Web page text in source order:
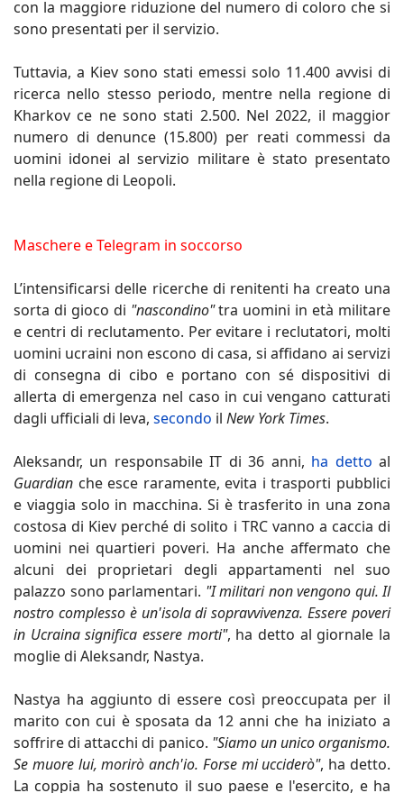
con la maggiore riduzione del numero di coloro che si
sono presentati per il servizio.
Tuttavia, a Kiev sono stati emessi solo 11.400 avvisi di
ricerca nello stesso periodo, mentre nella regione di
Kharkov ce ne sono stati 2.500. Nel 2022, il maggior
numero di denunce (15.800) per reati commessi da
uomini idonei al servizio militare è stato presentato
nella regione di Leopoli.
Maschere e Telegram in soccorso
L’intensificarsi delle ricerche di renitenti ha creato una
sorta di gioco di "nascondino"tra uomini in età militare
e centri di reclutamento. Per evitare i reclutatori, molti
uomini ucraini non escono di casa, si affidano ai servizi
di consegna di cibo e portano con sé dispositivi di
allerta di emergenza nel caso in cui vengano catturati
dagli ufficiali di leva, secondo il New York Times.
Aleksandr, un responsabile IT di 36 anni, ha detto al
Guardian che esce raramente, evita i trasporti pubblici
e viaggia solo in macchina. Si è trasferito in una zona
costosa di Kiev perché di solito i TRC vanno a caccia di
uomini nei quartieri poveri. Ha anche affermato che
alcuni dei proprietari degli appartamenti nel suo
palazzo sono parlamentari. "I militari non vengono qui. Il
nostro complesso è un'isola di sopravvivenza. Essere poveri
in Ucraina significa essere morti", ha detto al giornale la
moglie di Aleksandr, Nastya.
Nastya ha aggiunto di essere così preoccupata per il
marito con cui è sposata da 12 anni che ha iniziato a
soffrire di attacchi di panico. "Siamo un unico organismo.
Se muore lui, morirò anch'io. Forse mi ucciderò", ha detto.
La coppia ha sostenuto il suo paese e l'esercito, e ha